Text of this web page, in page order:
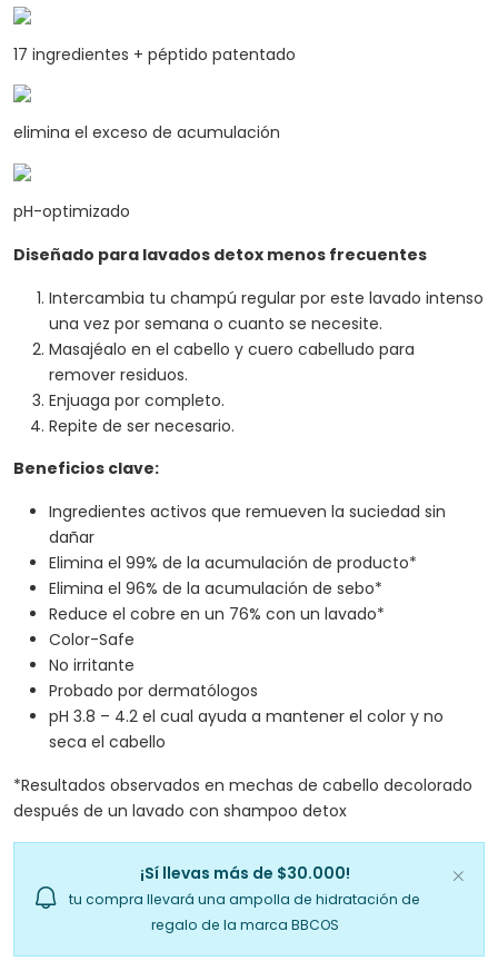
17 ingredientes + péptido patentado
elimina el exceso de acumulación
pH-optimizado
Diseñado para lavados detox menos frecuentes
Intercambia tu champú regular por este lavado intenso
una vez por semana o cuanto se necesite.
Masajéalo en el cabello y cuero cabelludo para
remover residuos.
Enjuaga por completo.
Repite de ser necesario.
Beneficios clave:
Ingredientes activos que remueven la suciedad sin
dañar
Elimina el 99% de la acumulación de producto*
Elimina el 96% de la acumulación de sebo*
Reduce el cobre en un 76% con un lavado*
Color-Safe
No irritante
Probado por dermatólogos
pH 3.8 – 4.2 el cual ayuda a mantener el color y no
seca el cabello
*Resultados observados en mechas de cabello decolorado
después de un lavado con shampoo detox
¡Sí llevas más de $30.000!
tu compra llevará una ampolla de hidratación de
regalo de la marca BBCOS